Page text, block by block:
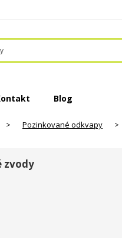
Blog
> Pozinkované odkvapy >
zvody